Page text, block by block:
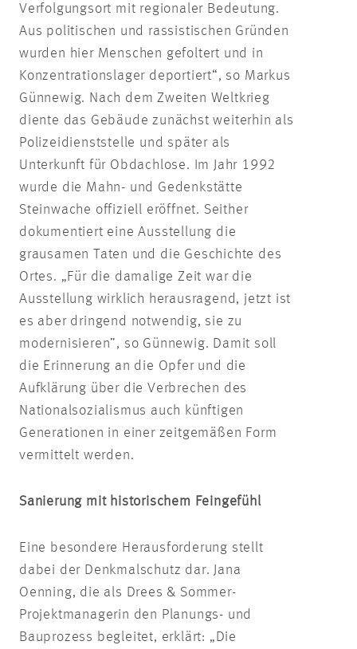
Verfolgungsort mit regionaler Bedeutung.
Aus politischen und rassistischen Gründen
wurden hier Menschen gefoltert und in
Konzentrationslager deportiert“, so Markus
Günnewig. Nach dem Zweiten Weltkrieg
diente das Gebäude zunächst weiterhin als
Polizeidienststelle und später als
Unterkunft für Obdachlose. Im Jahr 1992
wurde die Mahn- und Gedenkstätte
Steinwache offiziell eröffnet. Seither
dokumentiert eine Ausstellung die
grausamen Taten und die Geschichte des
Ortes. „Für die damalige Zeit war die
Ausstellung wirklich herausragend, jetzt ist
es aber dringend notwendig, sie zu
modernisieren”, so Günnewig. Damit soll
die Erinnerung an die Opfer und die
Aufklärung über die Verbrechen des
Nationalsozialismus auch künftigen
Generationen in einer zeitgemäßen Form
vermittelt werden.
Sanierung mit historischem Feingefühl
Eine besondere Herausforderung stellt
dabei der Denkmalschutz dar. Jana
Oenning, die als Drees & Sommer-
Projektmanagerin den Planungs- und
Bauprozess begleitet, erklärt: „Die